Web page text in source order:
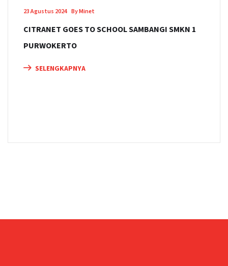
23 Agustus 2024 By Minet
CITRANET GOES TO SCHOOL SAMBANGI SMKN 1
PURWOKERTO
SELENGKAPNYA